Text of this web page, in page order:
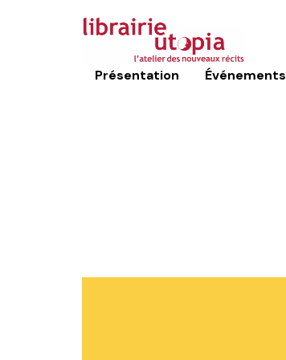
Présentation Événements